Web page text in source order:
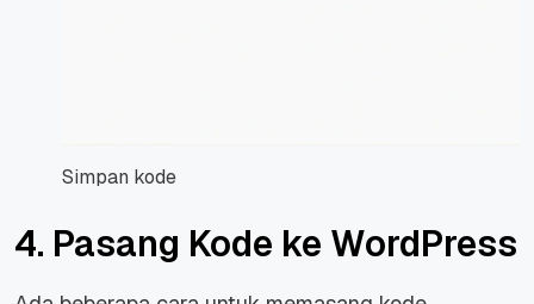
Simpan kode
4. Pasang Kode ke WordPress